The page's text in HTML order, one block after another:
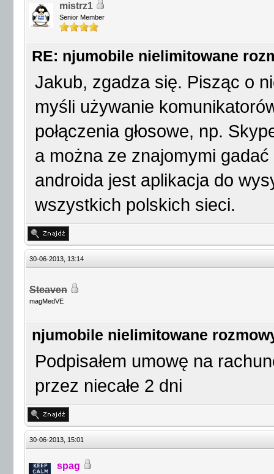
mistrz1
Senior Member
RE: njumobile nielimitowane
Jakub, zgadza się. Pisząc o
myśli używanie
połączenia głosowe, np.
a można ze znajomymi
androida jest aplikacja do
wszystkich polskich sieci.
30-06-2013, 13:14
Steaven
magMedVE
njumobile nielimitowane
Podpisałem umowę na
przez niecałe 2 dni
30-06-2013, 15:01
spag